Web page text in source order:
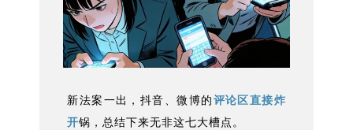
新法案一出，抖音、微博的评论区直接炸
开锅，总结下来无非这七大槽点。